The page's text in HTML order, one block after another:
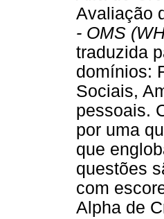
Avaliação
- OMS
traduzida
domínios:
Sociais,
pessoais.
por uma
que
questões
com
Alpha de